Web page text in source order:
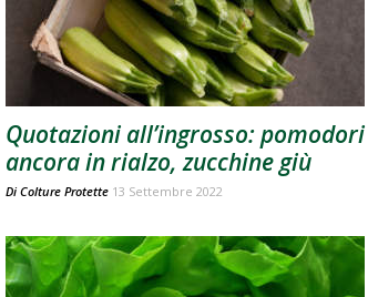
Quotazioni all’ingrosso: pomodori
ancora in rialzo, zucchine giù
Di Colture Protette 13 Settembre 2022